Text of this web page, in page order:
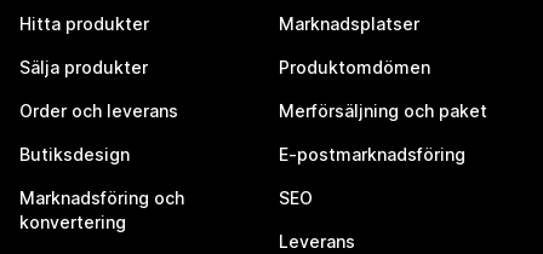
Hitta produkter
Sälja produkter
Order och leverans
Butiksdesign
Marknadsföring och
konvertering
Marknadsplatser
Produktomdömen
Merförsäljning och paket
E-postmarknadsföring
SEO
Leverans